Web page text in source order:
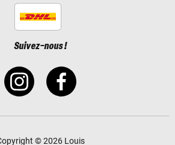
Suivez-nous !
© 2026 Louis